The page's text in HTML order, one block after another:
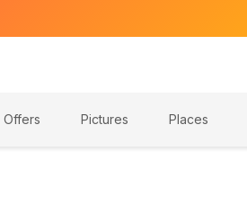
Offers Pictures Places